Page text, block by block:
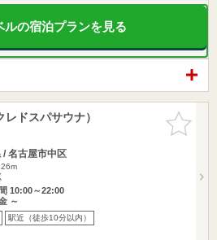
ルの宿泊プランを見る
お気に入
りに追加
ドスパサウナ）
/ 名古屋市中区
10:00～22:00
～
駅近（徒歩10分以内）